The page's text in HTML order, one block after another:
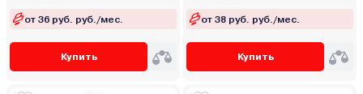
от 36 руб. руб./мес.
Купить
от 38 руб. руб./мес.
Купить